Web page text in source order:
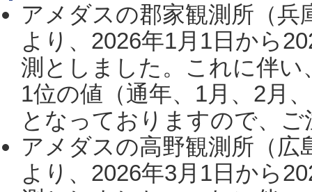
アメダスの郡家観測所（
より、2026年1月1日から
測としました。これに伴い
1位の値（通年、1月、2月
となっておりますので、
アメダスの高野観測所（
より、2026年3月1日から